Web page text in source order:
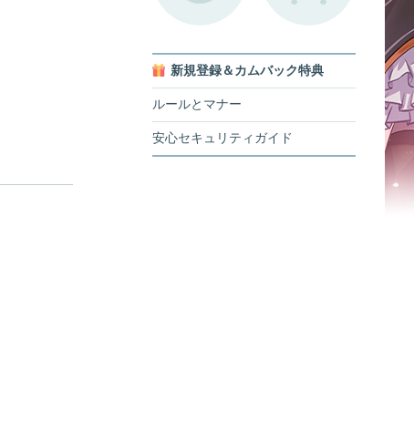
新規登録＆カムバック特典
ルールとマナー
安心セキュリティガイド